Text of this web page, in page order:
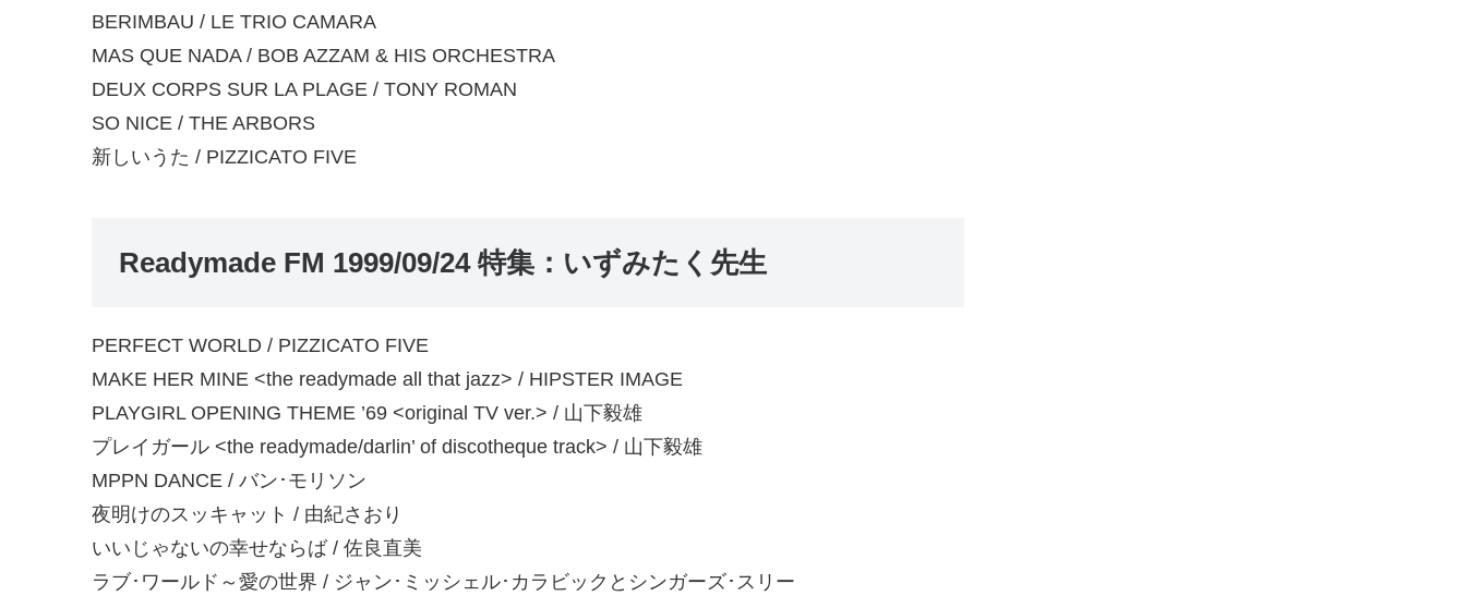
BERIMBAU / LE TRIO CAMARA
MAS QUE NADA / BOB AZZAM & HIS ORCHESTRA
DEUX CORPS SUR LA PLAGE / TONY ROMAN
SO NICE / THE ARBORS
新しいうた / PIZZICATO FIVE
Readymade FM 1999/09/24 特集：いずみたく先生
PERFECT WORLD / PIZZICATO FIVE
MAKE HER MINE <the readymade all that jazz> / HIPSTER IMAGE
PLAYGIRL OPENING THEME ’69 <original TV ver.> / 山下毅雄
プレイガール <the readymade/darlin’ of discotheque track> / 山下毅雄
MPPN DANCE / バン･モリソン
夜明けのスッキャット / 由紀さおり
いいじゃないの幸せならば / 佐良直美
ラブ･ワールド～愛の世界 / ジャン･ミッシェル･カラビックとシンガーズ･スリー